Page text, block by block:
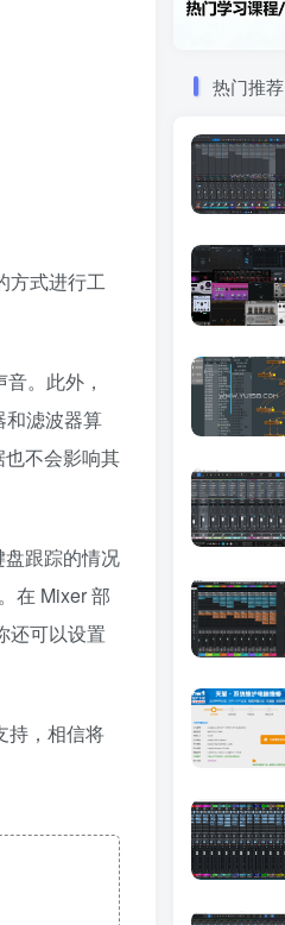
方式进行工
。此外，
和滤波器算
不会影响其
跟踪的情况
在 Mixer 部
还可以设置
持，相信将
热门推荐